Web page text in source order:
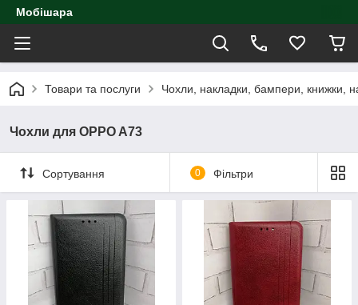
Мобішара
Товари та послуги Чохли, накладки, бампери, книжки,
Чохли для OPPO A73
Сортування 0 Фільтри